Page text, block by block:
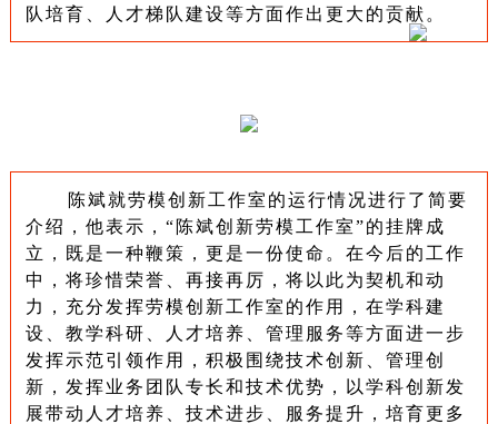
队培育、人才梯队 建设等方面作出更大的贡献。
陈斌就劳模创新工作室的运行情况进行了简要
介绍，他表示， “陈斌创新劳模工作室”的挂牌成
立，既是一种鞭策，更是一份使命。在今后的工作
中，将珍惜荣誉、再接再厉， 将以此为契机和动
力， 充分发挥劳模创新工作室的作用，在学科建
设、教学科研、人才培养、管理服务等方面进一步
发挥示范引领作用， 积极围绕技术创新、管理创
新，发挥业务 团队 专长和技术优势，以学科创新发
展带动人才培养、技术进步、服务提升 ，培育更多